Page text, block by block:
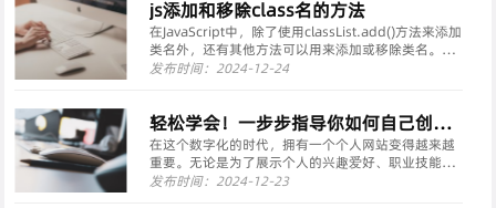
要自己编辑···
js添加和移除class名的方法
在JavaScript中，除了使用classList.add()方法来添加
类名外，还有其他方法可以用来添加或移除类名。以
下是一些常用的方法：添加类名使用 classList.add()
发布时间：2024-12-24
轻松学会！一步步指导你如何自己创建
一个网站(从零开始，打造你的网络空
间)
在这个数字化的时代，拥有一个个人网站变得越来越
重要。无论是为了展示个人的兴趣爱好、职业技能还
是创业项目，一个精心制作的网站可以大大提升你的
发布时间：2024-12-23